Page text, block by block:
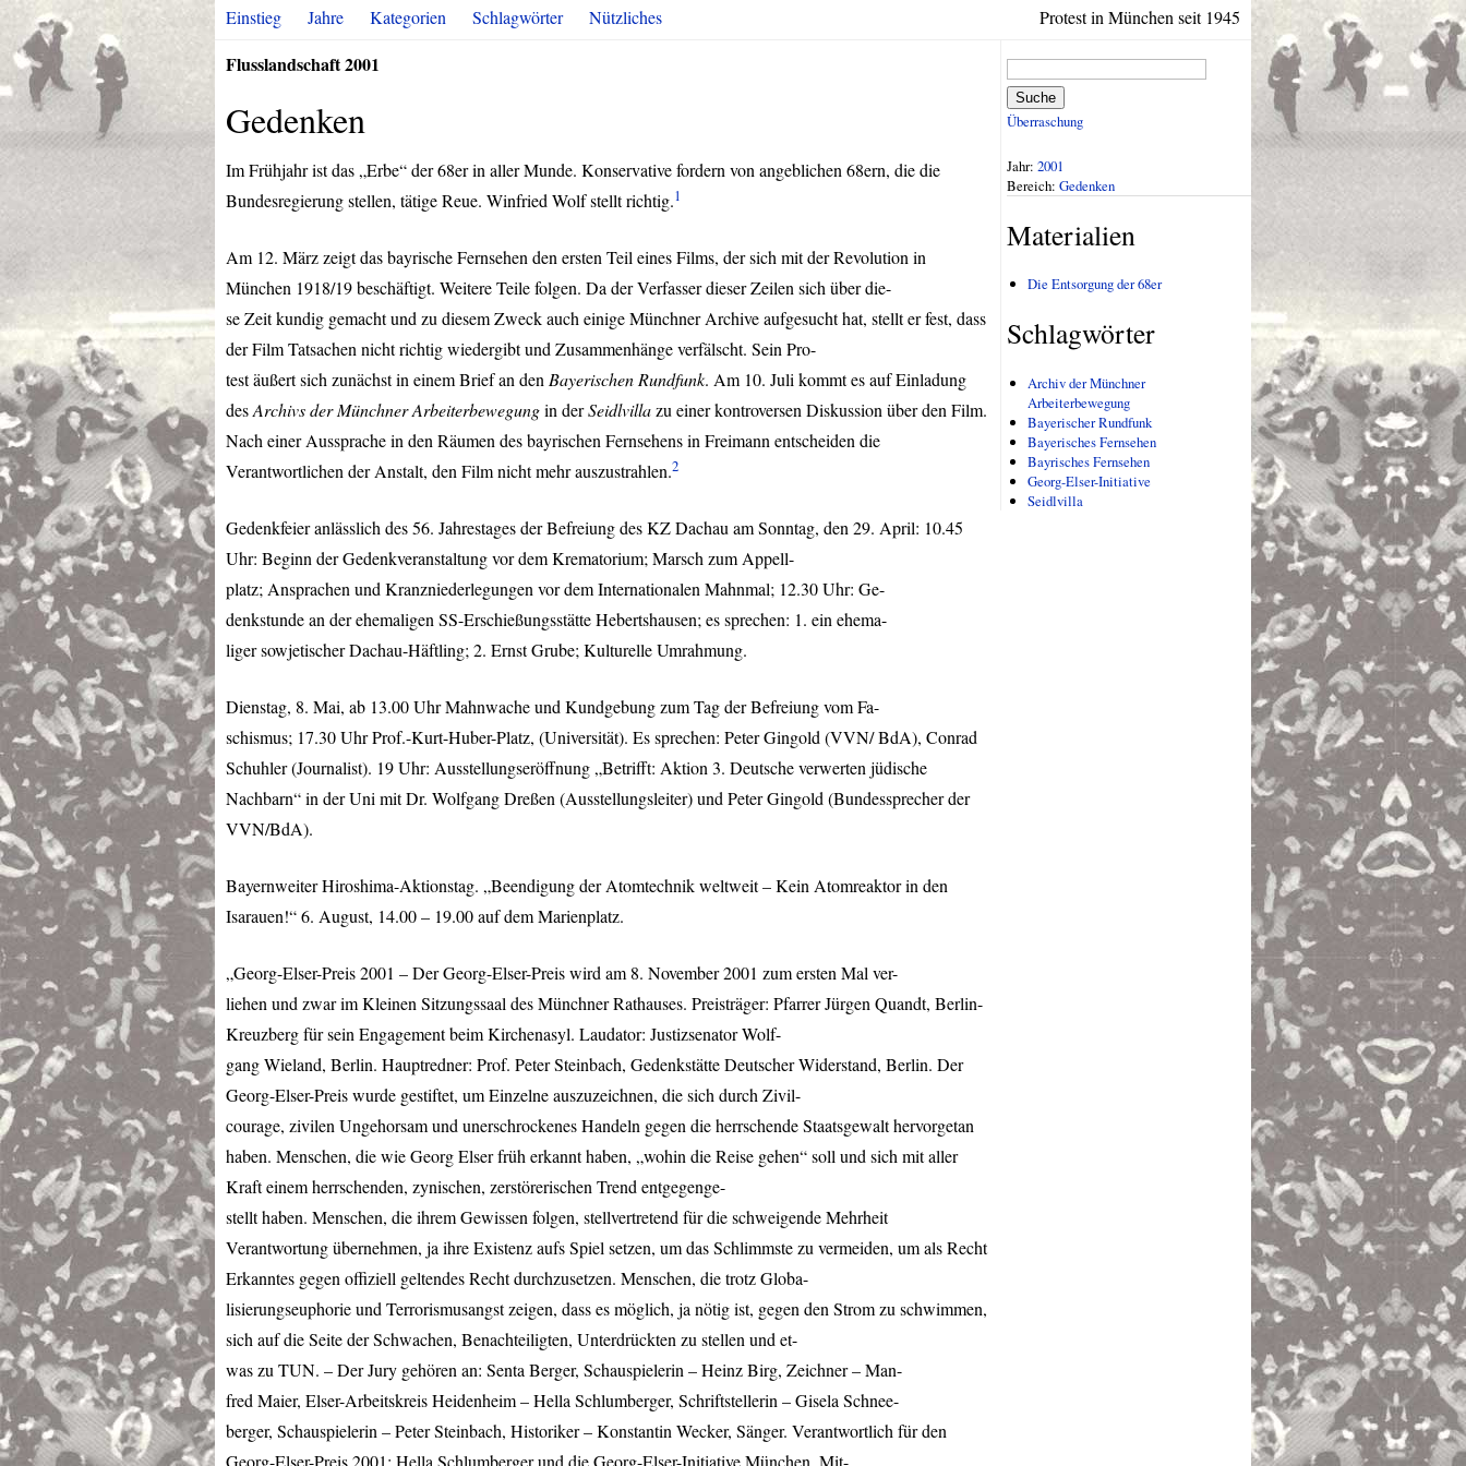
Protest in München seit 1945
Einstieg Jahre Kategorien Schlagwörter Nützliches
Flusslandschaft 2001
Gedenken
Im Frühjahr ist das „Erbe“ der 68er in aller Munde. Konservative fordern von angeblichen 68ern, die die
Bundesregierung stellen, tätige Reue. Winfried Wolf stellt richtig.1
Am 12. März zeigt das bayrische Fernsehen den ersten Teil eines Films, der sich mit der Revolution in
München 1918/19 beschäftigt. Weitere Teile folgen. Da der Verfasser dieser Zeilen sich über die-
se Zeit kundig gemacht und zu diesem Zweck auch einige Münchner Archive aufgesucht hat, stellt er fest, dass
der Film Tatsachen nicht richtig wiedergibt und Zusammenhänge verfälscht. Sein Pro-
test äußert sich zunächst in einem Brief an den Bayerischen Rundfunk. Am 10. Juli kommt es auf Einladung
desArchivs der Münchner Arbeiterbewegungin derSeidlvillazu einer kontroversen Diskussion über den Film.
Nach einer Aussprache in den Räumen des bayrischen Fernsehens in Freimann entscheiden die
Verantwortlichen der Anstalt, den Film nicht mehr auszustrahlen.2
Gedenkfeier anlässlich des 56. Jahrestages der Befreiung des KZ Dachau am Sonntag, den 29. April: 10.45
Uhr: Beginn der Gedenkveranstaltung vor dem Krematorium; Marsch zum Appell-
platz; Ansprachen und Kranzniederlegungen vor dem Internationalen Mahnmal; 12.30 Uhr: Ge-
denkstunde an der ehemaligen SS-Erschießungsstätte Hebertshausen; es sprechen: 1. ein ehema-
liger sowjetischer Dachau-Häftling; 2. Ernst Grube; Kulturelle Umrahmung.
Dienstag, 8. Mai, ab 13.00 Uhr Mahnwache und Kundgebung zum Tag der Befreiung vom Fa-
schismus; 17.30 Uhr Prof.-Kurt-Huber-Platz, (Universität). Es sprechen: Peter Gingold (VVN/ BdA), Conrad
Schuhler (Journalist). 19 Uhr: Ausstellungseröffnung „Betrifft: Aktion 3. Deutsche verwerten jüdische
Nachbarn“ in der Uni mit Dr. Wolfgang Dreßen (Ausstellungsleiter) und Peter Gingold (Bundessprecher der
VVN/BdA).
Bayernweiter Hiroshima-Aktionstag. „Beendigung der Atomtechnik weltweit – Kein Atomreaktor in den
Isarauen!“ 6. August, 14.00 – 19.00 auf dem Marienplatz.
„Georg-Elser-Preis 2001 – Der Georg-Elser-Preis wird am 8. November 2001 zum ersten Mal ver-
liehen und zwar im Kleinen Sitzungssaal des Münchner Rathauses. Preisträger: Pfarrer Jürgen Quandt, Berlin-
Kreuzberg für sein Engagement beim Kirchenasyl. Laudator: Justizsenator Wolf-
gang Wieland, Berlin. Hauptredner: Prof. Peter Steinbach, Gedenkstätte Deutscher Widerstand, Berlin. Der
Georg-Elser-Preis wurde gestiftet, um Einzelne auszuzeichnen, die sich durch Zivil-
courage, zivilen Ungehorsam und unerschrockenes Handeln gegen die herrschende Staatsgewalt hervorgetan
haben. Menschen, die wie Georg Elser früh erkannt haben, „wohin die Reise gehen“ soll und sich mit aller
Kraft einem herrschenden, zynischen, zerstörerischen Trend entgegenge-
stellt haben. Menschen, die ihrem Gewissen folgen, stellvertretend für die schweigende Mehrheit
Verantwortung übernehmen, ja ihre Existenz aufs Spiel setzen, um das Schlimmste zu vermeiden, um als Recht
Erkanntes gegen offiziell geltendes Recht durchzusetzen. Menschen, die trotz Globa-
lisierungseuphorie und Terrorismusangst zeigen, dass es möglich, ja nötig ist, gegen den Strom zu schwimmen,
sich auf die Seite der Schwachen, Benachteiligten, Unterdrückten zu stellen und et-
was zu TUN. – Der Jury gehören an: Senta Berger, Schauspielerin – Heinz Birg, Zeichner – Man-
fred Maier, Elser-Arbeitskreis Heidenheim – Hella Schlumberger, Schriftstellerin – Gisela Schnee-
berger, Schauspielerin – Peter Steinbach, Historiker – Konstantin Wecker, Sänger. Verantwortlich für den
Georg-Elser-Preis 2001: Hella Schlumberger und die Georg-Elser-Initiative München. Mit-
Suche
Überraschung
Jahr: 2001
Bereich: Gedenken
Materialien
Die Entsorgung der 68er
Schlagwörter
Archiv der Münchner
Arbeiterbewegung
Bayerischer Rundfunk
Bayerisches Fernsehen
Bayrisches Fernsehen
Georg-Elser-Initiative
Seidlvilla